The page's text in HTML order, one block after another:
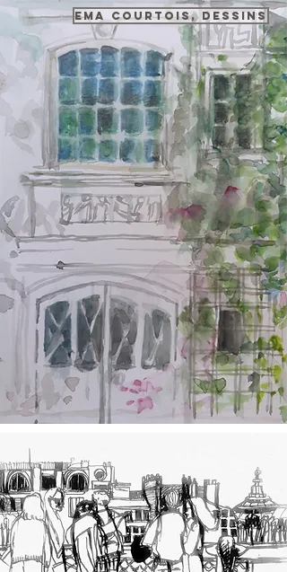
Ema Courtois, dessins